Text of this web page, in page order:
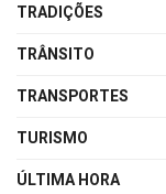
TRADIÇÕES
TRÂNSITO
TRANSPORTES
TURISMO
ÚLTIMA HORA